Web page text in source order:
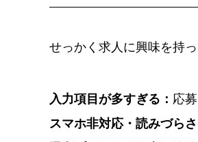
せっかく求人に興味を持
入力項目が多すぎる： 応
スマホ非対応・読みづらさ